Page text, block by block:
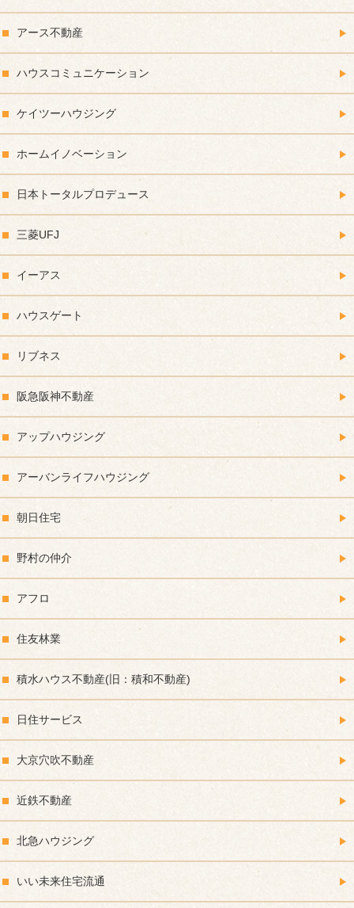
アース不動産
ハウスコミュニケーション
ケイツーハウジング
ホームイノベーション
日本トータルプロデュース
三菱UFJ
イーアス
ハウスゲート
リブネス
阪急阪神不動産
アップハウジング
アーバンライフハウジング
朝日住宅
野村の仲介
アフロ
住友林業
積水ハウス不動産(旧：積和不動産)
日住サービス
大京穴吹不動産
近鉄不動産
北急ハウジング
いい未来住宅流通